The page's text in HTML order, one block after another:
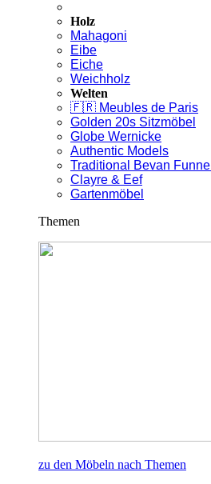
Holz
Mahagoni
Eibe
Eiche
Weichholz
Welten
🇫🇷 Meubles de Paris
Golden 20s Sitzmöbel
Globe Wernicke
Authentic Models
Traditional Bevan Funnell
Clayre & Eef
Gartenmöbel
Themen
zu den Möbeln nach Themen